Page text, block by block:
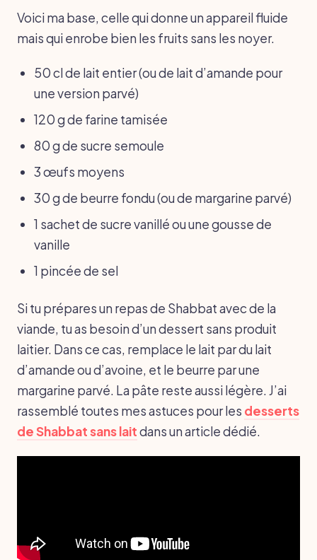
Voici ma base, celle qui donne un appareil fluide
mais qui enrobe bien les fruits sans les noyer.
50 cl de lait entier (ou de lait d’amande pour
une version parvé)
120 g de farine tamisée
80 g de sucre semoule
3 œufs moyens
30 g de beurre fondu (ou de margarine parvé)
1 sachet de sucre vanillé ou une gousse de
vanille
1 pincée de sel
Si tu prépares un repas de Shabbat avec de la
viande, tu as besoin d’un dessert sans produit
laitier. Dans ce cas, remplace le lait par du lait
d’amande ou d’avoine, et le beurre par une
margarine parvé. La pâte reste aussi légère. J’ai
rassemblé toutes mes astuces pour les desserts
de Shabbat sans laitdans un article dédié.